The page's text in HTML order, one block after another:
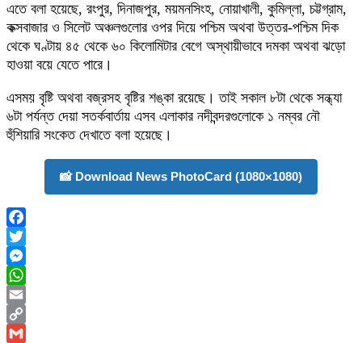
এতে বলা হয়েছে, রংপুর, দিনাজপুর, ময়মনসিংহ, নোয়াখালী, কুমিল্লা, চট্টগ্রাম,
কক্সবাজার ও সিলেট অঞ্চলগুলোর ওপর দিয়ে পশ্চিম অথবা উত্তর-পশ্চিম দিক
থেকে ঘণ্টায় ৪৫ থেকে ৬০ কিলোমিটার বেগে অস্থায়ীভাবে দমকা অথবা ঝড়ো
হাওয়া বয়ে যেতে পারে।
এসময় বৃষ্টি অথবা বজ্রসহ বৃষ্টির শঙ্কা রয়েছে। তাই সকাল ৮টা থেকে সন্ধ্যা
৬টা পর্যন্ত দেয়া সতর্কবার্তায় এসব এলাকার নদীবন্দরগুলোকে ১ নম্বর নৌ
হুঁশিয়ারি সংকেত দেখাতে বলা হয়েছে।
📸 Download News PhotoCard (1080×1080)
Facebook
Twitter
Messenger
WhatsApp
Email
Copy